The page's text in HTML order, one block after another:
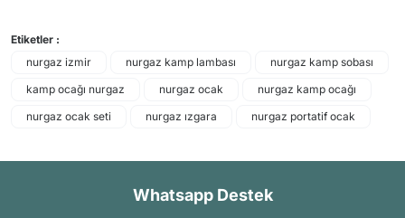
Etiketler :
nurgaz izmir
nurgaz kamp lambası
nurgaz kamp sobası
kamp ocağı nurgaz
nurgaz ocak
nurgaz kamp ocağı
nurgaz ocak seti
nurgaz ızgara nurgaz portatif ocak
Whatsapp Destek